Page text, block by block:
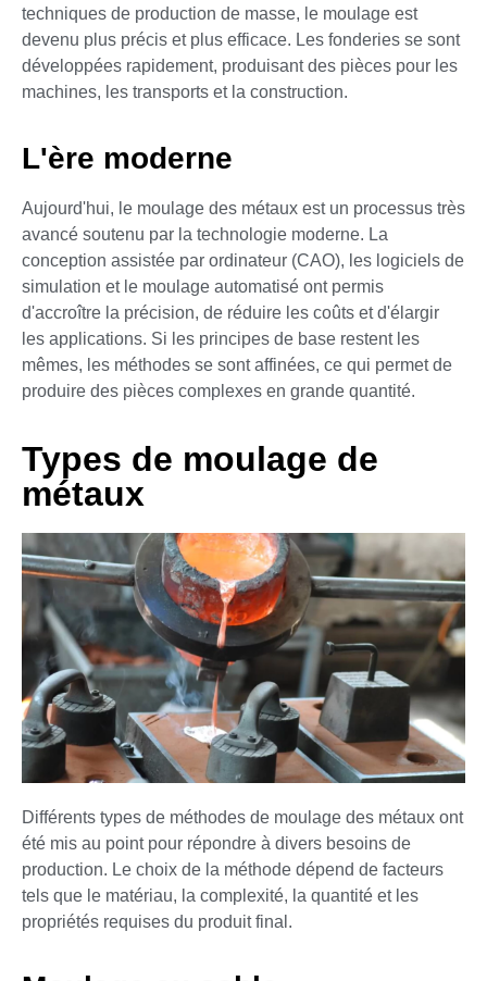
techniques de production de masse, le moulage est
devenu plus précis et plus efficace. Les fonderies se sont
développées rapidement, produisant des pièces pour les
machines, les transports et la construction.
L'ère moderne
Aujourd'hui, le moulage des métaux est un processus très
avancé soutenu par la technologie moderne. La
conception assistée par ordinateur (CAO), les logiciels de
simulation et le moulage automatisé ont permis
d'accroître la précision, de réduire les coûts et d'élargir
les applications. Si les principes de base restent les
mêmes, les méthodes se sont affinées, ce qui permet de
produire des pièces complexes en grande quantité.
Types de moulage de
métaux
Différents types de méthodes de moulage des métaux ont
été mis au point pour répondre à divers besoins de
production. Le choix de la méthode dépend de facteurs
tels que le matériau, la complexité, la quantité et les
propriétés requises du produit final.